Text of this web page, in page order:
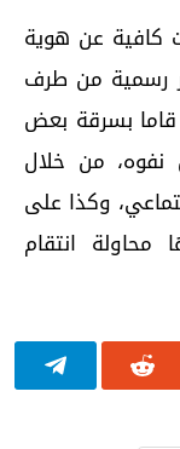
كافية عن هوية
رسمية من طرف
قاما بسرقة بعض
نفوه، من خلال
وكذا على
انتقام